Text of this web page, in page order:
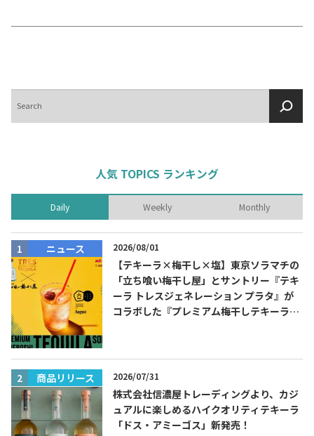
メキシコの記念日
お問合せ
Contact Bar & Restaurant
Tequila Journal SNS
索
人気 TOPICS ランキング
Daily Weekly Monthly
ニュース 2026/08/01
【テキーラ×梅干し×塩】東京ソラマチの
「立ち喰い梅干し屋」とサントリー『テキ
ーラ トレスジェネレーション プラタ』が
コラボした『プレミアム梅干しテキーラソ
商品リリース 2026/07/31
株式会社信濃屋トレーディングより、カジ
ュアルに楽しめるハイクオリティテキーラ
「ドス・アミーゴス」新発売！